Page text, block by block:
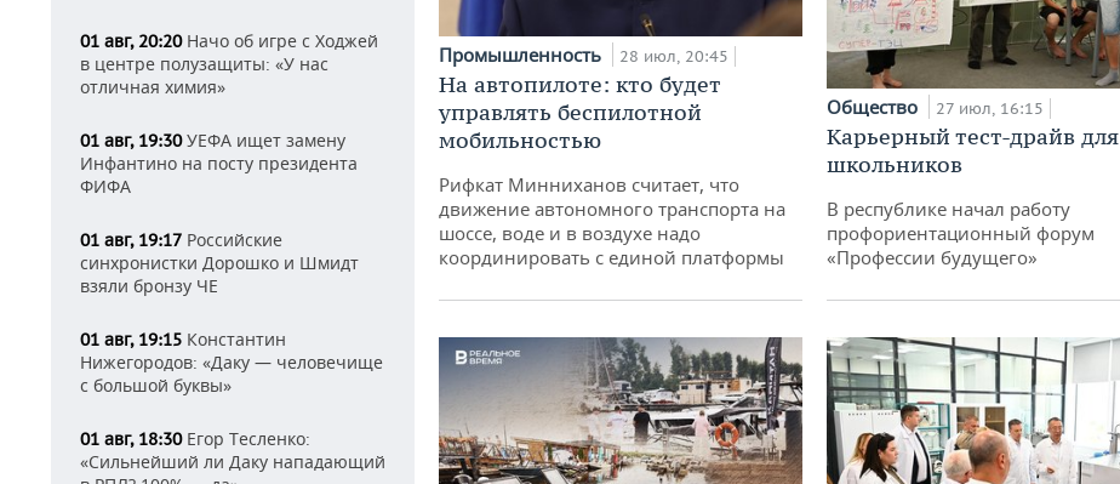
01 авг, 20:20Начо об игре с Ходжей
в центре полузащиты: «У нас
отличная химия»
01 авг, 19:30УЕФА ищет замену
Инфантино на посту президента
ФИФА
01 авг, 19:17 Российские
синхронистки Дорошко и Шмидт
взяли бронзу ЧЕ
01 авг, 19:15 Константин
Нижегородов: «Даку — человечище
с большой буквы»
01 авг, 18:30Егор Тесленко:
«Сильнейший ли Даку нападающий
Промышленность 28 июл, 20:45
На автопилоте: кто будет
управлять беспилотной
мобильностью
Рифкат Минниханов считает, что
движение автономного транспорта на
шоссе, воде и в воздухе надо
координировать с единой платформы
Общество 27 июл, 16:15
Карьерный тест-драйв для
школьников
В республике начал работу
профориентационный форум
«Профессии будущего»